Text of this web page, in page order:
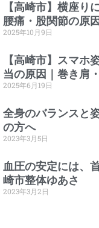
【高崎市】横座り
腰痛・股関節の原
2025年10月9日
【高崎市】スマホ
当の原因｜巻き肩
2025年6月19日
全身のバランスと
の方へ
2023年3月5日
血圧の安定には、
崎市整体ゆあさ
2023年3月2日